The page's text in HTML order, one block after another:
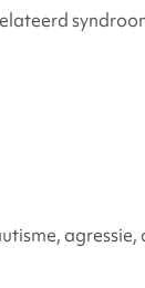
hulpmiddelen